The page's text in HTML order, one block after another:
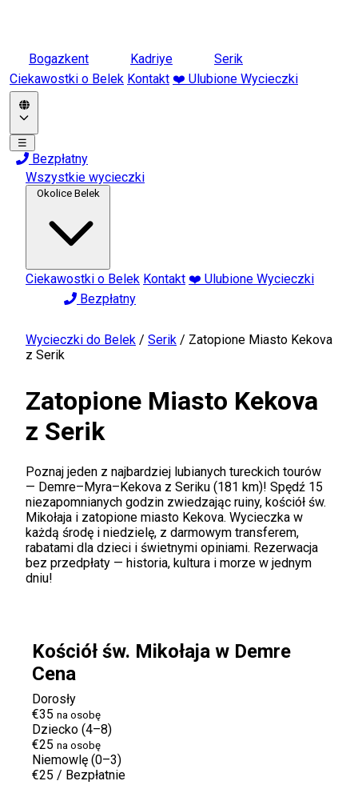
Bogazkent Kadriye
Serik
Ciekawostki o Belek Kontakt ❤️ Ulubione Wycieczki
☰
Bezpłatny
Wszystkie wycieczki
Okolice Belek
Ciekawostki o Belek Kontakt ❤️ Ulubione Wycieczki
Bezpłatny
Wycieczki do Belek / Serik / Zatopione Miasto Kekova
z Serik
Zatopione Miasto Kekova
z Serik
Poznaj jeden z najbardziej lubianych tureckich tourów
— Demre–Myra–Kekova z Seriku (181 km)! Spędź 15
niezapomnianych godzin zwiedzając ruiny, kościół św.
Mikołaja i zatopione miasto Kekova. Wycieczka w
każdą środę i niedzielę, z darmowym transferem,
rabatami dla dzieci i świetnymi opiniami. Rezerwacja
bez przedpłaty — historia, kultura i morze w jednym
dniu!
Kościół św. Mikołaja w Demre
Cena
Dorosły
€35 na osobę
Dziecko (4–8)
€25 na osobę
Niemowlę (0–3)
€25 / Bezpłatnie